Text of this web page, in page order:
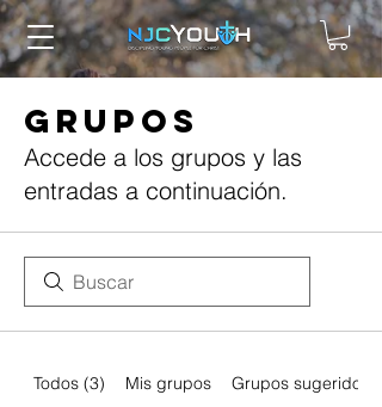
Grupos
Accede a los grupos y las
entradas a continuación.
Todos (3) Mis grupos Grupos sugeridos